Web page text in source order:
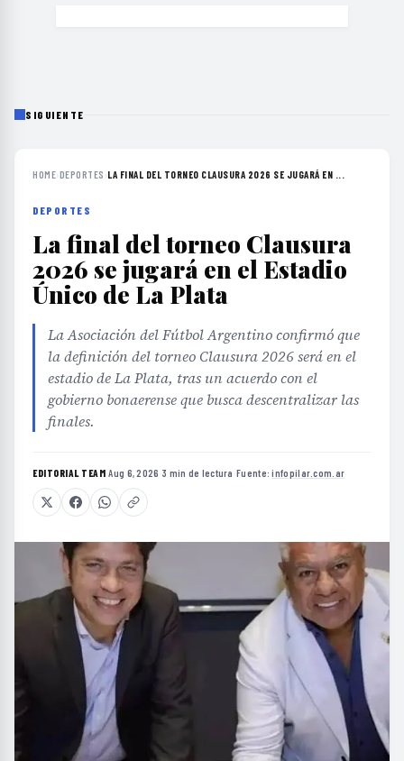
SIGUIENTE
HOME›DEPORTES ›LA FINAL DEL TORNEO CLAUSURA 2026 SE JUGARÁ EN ...
DEPORTES
La final del torneo Clausura
2026 se jugará en el Estadio
Único de La Plata
La Asociación del Fútbol Argentino confirmó que
la definición del torneo Clausura 2026 será en el
estadio de La Plata, tras un acuerdo con el
gobierno bonaerense que busca descentralizar las
finales.
EDITORIAL TEAM·Aug 6, 2026 ·3 min de lectura ·Fuente:infopilar.com.ar